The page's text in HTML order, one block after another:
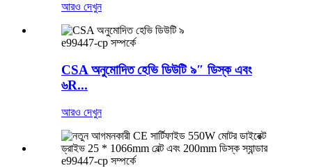
আরও দেখুন
e99447-cp সম্পর্কে
CSA অনুমোদিত হেভি ডিউটি ​​৯″ ডিস্ক এবং
৬R...
আরও দেখুন
e99447-cp সম্পর্কে